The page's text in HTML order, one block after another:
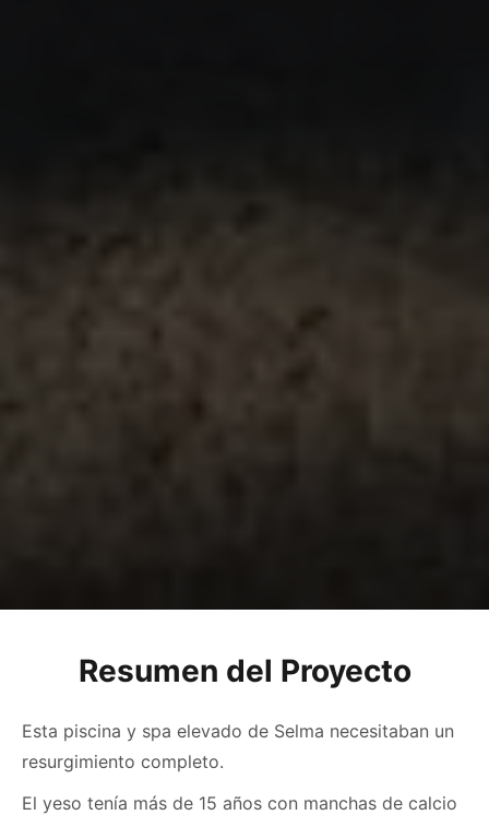
Resumen del Proyecto
Esta piscina y spa elevado de Selma necesitaban un
resurgimiento completo.
El yeso tenía más de 15 años con manchas de calcio